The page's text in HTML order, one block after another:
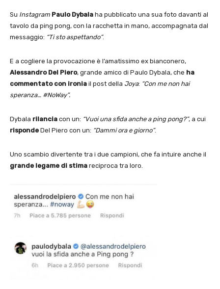
Su Instagram Paulo Dybala ha pubblicato una sua foto davanti al
tavolo da ping pong, con la racchetta in mano, accompagnata dal
messaggio: “Ti sto aspettando”.
E a cogliere la provocazione è l’amatissimo ex bianconero,
Alessandro Del Piero, grande amico di Paulo Dybala, che ha
commentato con ironia il post della Joya: “Con me non hai
speranza… #NoWay”.
Dybala rilancia con un: “Vuoi una sfida anche a ping pong?”, a cui
risponde Del Piero con un: “Dammi ora e giorno”.
Uno scambio divertente tra i due campioni, che fa intuire anche il
grande legame di stima reciproca tra loro.